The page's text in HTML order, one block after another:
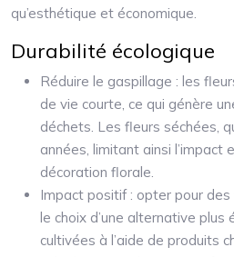
qu’esthétique et économique.
Durabilité écologique
Réduire le gaspillage : les
de vie courte, ce qui génère
déchets. Les fleurs séchées,
années, limitant ainsi l’impact
décoration florale.
Impact positif : opter pour des
le choix d’une alternative plus
cultivées à l’aide de produits